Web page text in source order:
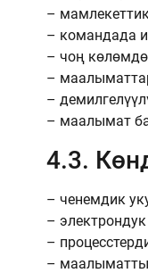
–
– командада
– чоң
–
–
– маалымат
4.3.
– ченемдик
–
–
–